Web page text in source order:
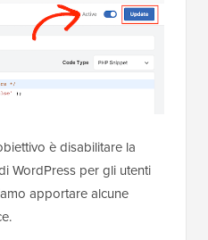
è disabilitare la
WordPress per gli utenti
apportare alcune